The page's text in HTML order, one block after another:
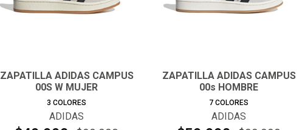
ZAPATILLA ADIDAS CAMPUS
00S W MUJER
3 COLORES
ADIDAS
ZAPATILLA ADIDAS CAMPUS
00s HOMBRE
7 COLORES
ADIDAS